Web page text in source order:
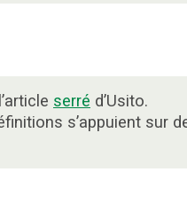
serré d’Usito.
s’appuient sur